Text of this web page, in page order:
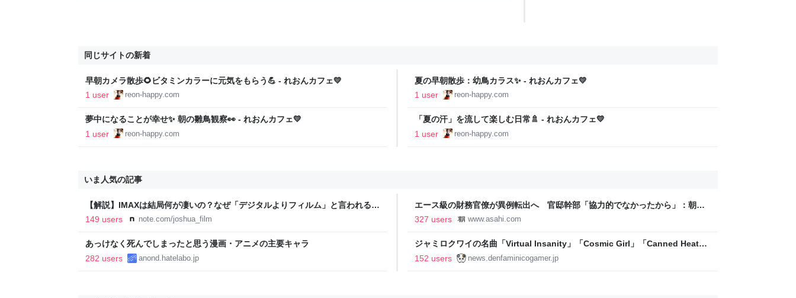
同じサイトの新着
早朝カメラ散歩🌻ビタミンカラーに元気をもらう💪 - れおんカフェ💛
1 user
reon-happy.com
夏の早朝散歩：幼鳥カラス✨ - れおんカフェ💛
1 user
reon-happy.com
夢中になることが幸せ✨ 朝の雛鳥観察👀 - れおんカフェ💛
1 user
reon-happy.com
「夏の汗」を流して楽しむ日常🚿 - れおんカフェ💛
1 user
reon-happy.com
いま人気の記事
【解説】IMAXは結局何が凄いの？なぜ「デジタルよりフィルム」と言われるの
か？｜Joshua Connolly
149 users note.com/joshua_film
エース級の財務官僚が異例転出へ 官邸幹部「協力的でなかったから」：朝日
新聞
327 users www.asahi.com
あっけなく死んでしまったと思う漫画・アニメの主要キャラ
282 users
anond.hatelabo.jp
ジャミロクワイの名曲「Virtual Insanity」「Cosmic Girl」「Canned Heat」
公式日本語字幕付きMVがいきなり公開！「SUMMER SONIC 2026」での9年ぶ
りとなる日本公演を記念して
152 users news.denfaminicogamer.jp